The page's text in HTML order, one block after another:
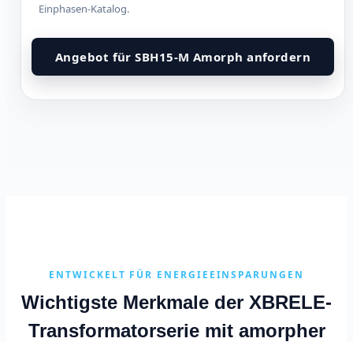
Einphasen-Katalog.
Angebot für SBH15-M Amorph anfordern
ENTWICKELT FÜR ENERGIEEINSPARUNGEN
Wichtigste Merkmale der XBRELE-
Transformatorserie mit amorpher